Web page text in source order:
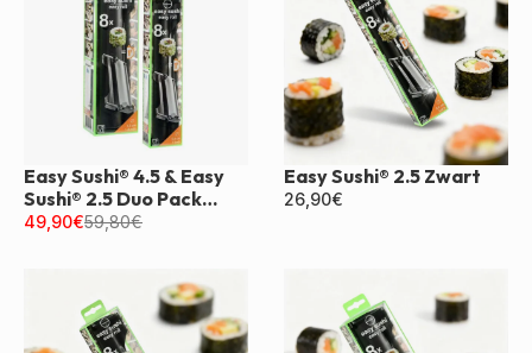
Easy Sushi® 4.5 & Easy
Sushi® 2.5 Duo Pack
Zwart
49,90€59,80€
Easy Sushi® 2.5 Zwart
26,90€